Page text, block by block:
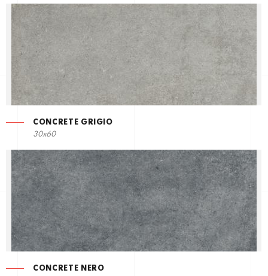
CONCRETE GRIGIO
30x60
CONCRETE NERO